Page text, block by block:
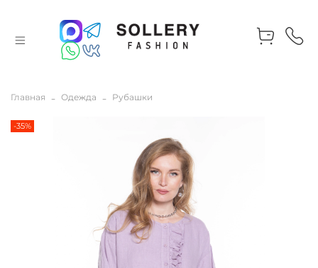
Главная Одежда Рубашки
-35%